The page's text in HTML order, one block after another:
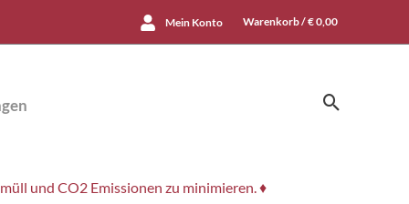
Mein Konto Warenkorb /€0,00
Suchen
und CO2 Emissionen zu minimieren. ♦